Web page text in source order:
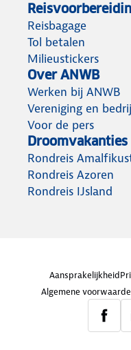
Reisbagage
Tol betalen
Milieustickers
Over ANWB
Werken bij ANWB
Vereniging en
Voor de pers
Droomvakanties
Rondreis
Rondreis Azoren
Rondreis IJsland
Aansprakelijkheid
Algemene